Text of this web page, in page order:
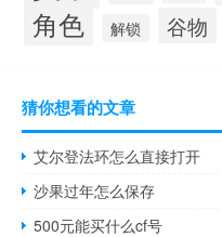
角色 解锁 谷物
猜你想看的文章
艾尔登法环怎么直接打开
沙果过年怎么保存
500元能买什么cf号